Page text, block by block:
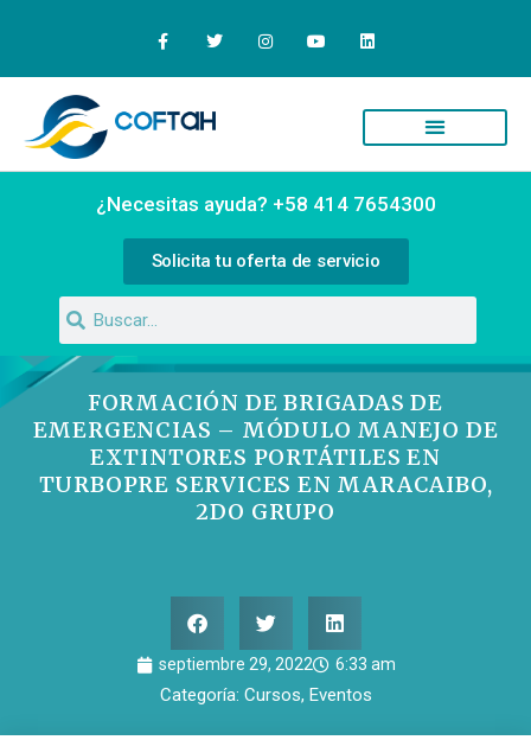
¿Necesitas ayuda? +58 414 7654300
Solicita tu oferta de servicio
FORMACIÓN DE BRIGADAS DE
EMERGENCIAS – MÓDULO MANEJO DE
EXTINTORES PORTÁTILES EN
TURBOPRE SERVICES EN MARACAIBO,
2DO GRUPO
septiembre 29, 2022 6:33 am
Categoría: Cursos, Eventos